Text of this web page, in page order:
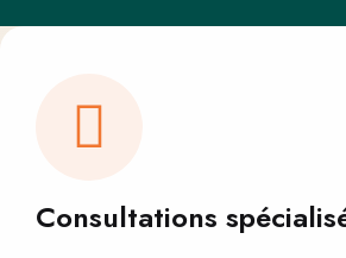
Consultations